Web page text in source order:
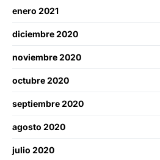
enero 2021
diciembre 2020
noviembre 2020
octubre 2020
septiembre 2020
agosto 2020
julio 2020